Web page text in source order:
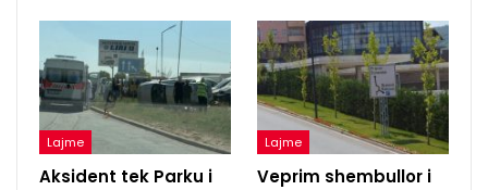
Lajme
Aksident tek Parku i
Lajme
Veprim shembullor i